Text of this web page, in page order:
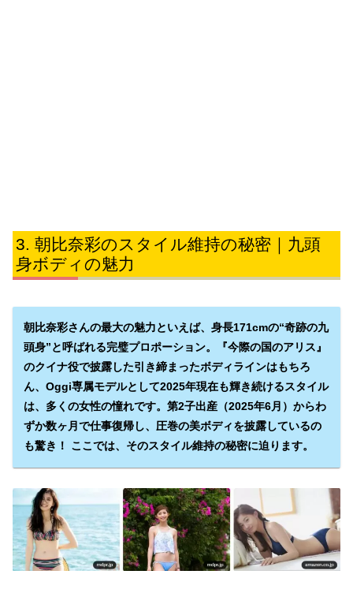
朝比奈彩のスタイル維持の秘密｜九頭
身ボディの魅力
朝比奈彩さんの最大の魅力といえば、身長171cmの“奇跡の九
頭身”と呼ばれる完璧プロポーション。『今際の国のアリス』
のクイナ役で披露した引き締まったボディラインはもちろ
ん、Oggi専属モデルとして2025年現在も輝き続けるスタイル
は、多くの女性の憧れです。第2子出産（2025年6月）からわ
ずか数ヶ月で仕事復帰し、圧巻の美ボディを披露しているの
も驚き！ ここでは、そのスタイル維持の秘密に迫ります。